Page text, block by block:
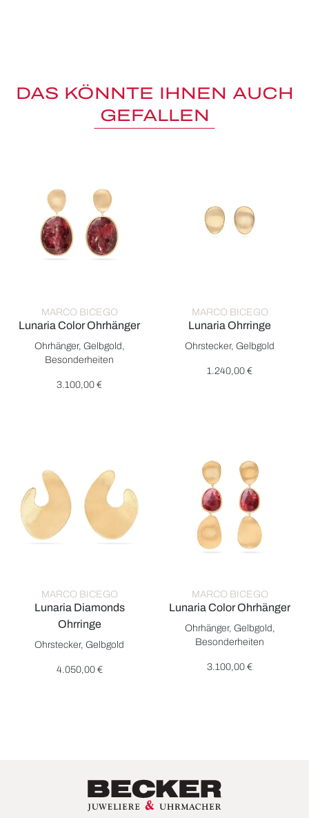
DAS KÖNNTE IHNEN AUCH
GEFALLEN
MARCO BICEGO
Lunaria Color Ohrhänger
Marco Bicego Lunaria Color Ohrhänger, Ref: OB1404 TUL01
Ohrhänger, Gelbgold,
Besonderheiten
3.100,00 €
MARCO BICEGO
Lunaria Ohrringe
Marco Bicego Lunaria
Ohrstecker, Gelbgold
1.240,00 €
MARCO BICEGO
Lunaria Diamonds
Ohrringe
Marco Bicego Lunaria Diamonds Ohrringe, Ref: OB1912 Y,
Ohrstecker, Gelbgold
4.050,00 €
MARCO BICEGO
Lunaria Color Ohrhänger
Marco Bicego Lunaria Color
Ohrhänger, Gelbgold,
Besonderheiten
3.100,00 €